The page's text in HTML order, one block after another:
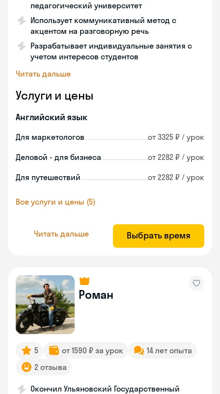
педагогический университет
Использует коммуникативный метод с
акцентом на разговорную речь
Разрабатывает индивидуальные занятия с
учетом интересов студентов
Читать дальше
Услуги и цены
Английский язык
Для маркетологов от 3325 ₽ / урок
Деловой - для бизнеса от 2282 ₽ / урок
Для путешествий от 2282 ₽ / урок
Все услуги и цены (5)
Читать дальше Выбрать время
Роман
5 от 1590 ₽ за урок
14 лет опыта
2 отзыва
Окончил Ульяновский Государственный